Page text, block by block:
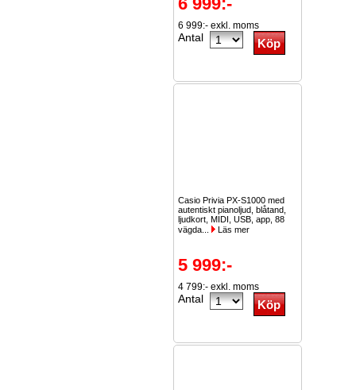
6 999:- exkl. moms
Antal
Casio Privia PX-S1000 med
autentiskt pianoljud, blåtand,
ljudkort, MIDI, USB, app, 88
vägda...
Läs mer
5 999:-
4 799:- exkl. moms
Antal